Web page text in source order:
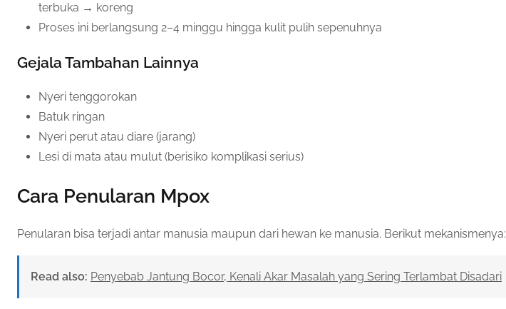
terbuka → koreng
Proses ini berlangsung 2–4 minggu hingga kulit pulih sepenuhnya
Gejala Tambahan Lainnya
Nyeri tenggorokan
Batuk ringan
Nyeri perut atau diare (jarang)
Lesi di mata atau mulut (berisiko komplikasi serius)
Cara Penularan Mpox
Penularan bisa terjadi antar manusia maupun dari hewan ke manusia. Berikut mekanismenya:
Read also: Penyebab Jantung Bocor, Kenali Akar Masalah yang Sering Terlambat Disadari